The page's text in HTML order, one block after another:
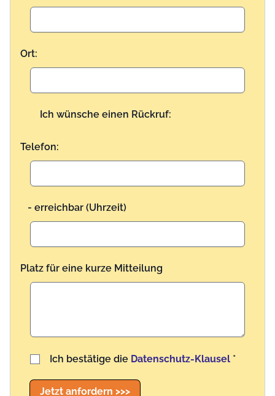
Ort:
Ich wünsche einen Rückruf:
Telefon:
- erreichbar (Uhrzeit)
Platz für eine kurze Mitteilung
Benutzername
Ich bestätige die Datenschutz-Klausel *
Jetzt anfordern >>>